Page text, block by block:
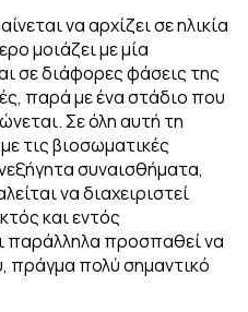
να αρχίζει σε ηλικία
μοιάζει με μία
σε διάφορες φάσεις της
παρά με ένα στάδιο που
Σε όλη αυτή τη
τις βιοσωματικές
συναισθήματα,
να διαχειριστεί
και εντός
παράλληλα προσπαθεί να
πράγμα πολύ σημαντικό